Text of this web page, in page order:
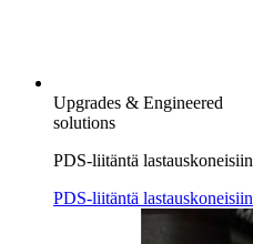
Upgrades & Engineered
solutions
PDS-liitäntä lastauskoneisiin
PDS-liitäntä lastauskoneisiin